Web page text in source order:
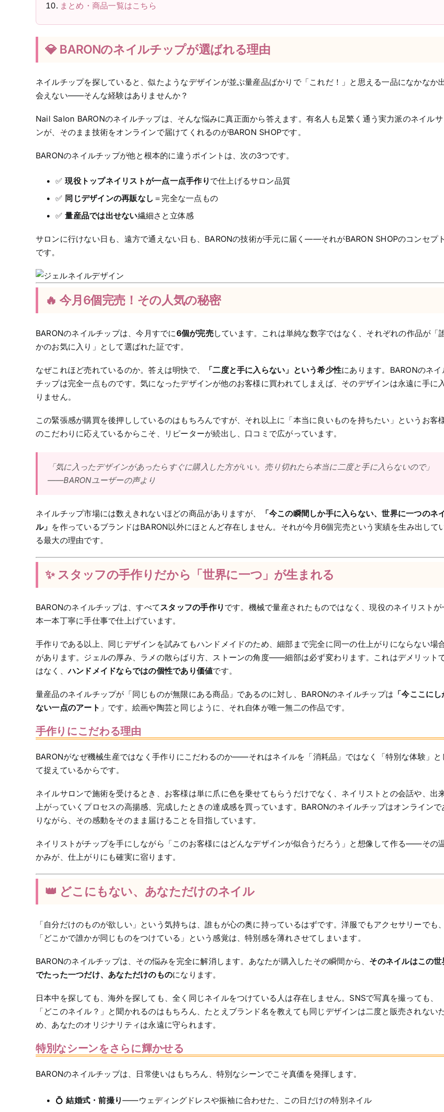
まとめ・商品一覧はこちら
💎 BARONのネイルチップが選ばれる理由
ネイルチップを探していると、似たようなデザインが並ぶ量産品ばかりで「これだ！」と思える一品になかなか
会えない——そんな経験はありませんか？
Nail Salon BARONのネイルチップは、そんな悩みに真正面から答えます。有名人も足繁く通う実力派のネイルサ
ンが、そのまま技術をオンラインで届けてくれるのがBARON SHOPです。
BARONのネイルチップが他と根本的に違うポイントは、次の3つです。
✅現役トップネイリストが一点一点手作り で仕上げるサロン品質
✅ 同じデザインの再販なし ＝完全な一点もの
✅量産品では出せない繊細さと立体感
サロンに行けない日も、遠方で通えない日も、BARONの技術が手元に届く——それがBARON SHOPのコンセプト
です。
🔥 今月6個完売！その人気の秘密
BARONのネイルチップは、今月すでに6個が完売しています。これは単純な数字ではなく、それぞれの作品が「
かのお気に入り」として選ばれた証です。
なぜこれほど売れているのか。答えは明快で、 「二度と手に入らない」という希少性にあります。BARONのネイ
チップは完全一点ものです。気になったデザインが他のお客様に買われてしまえば、そのデザインは永遠に手に入
りません。
この緊張感が購買を後押ししているのはもちろんですが、それ以上に「本当に良いものを持ちたい」というお客
のこだわりに応えているからこそ、リピーターが続出し、口コミで広がっています。
「気に入ったデザインがあったらすぐに購入した方がいい。売り切れたら本当に二度と手に入らないので」
——BARONユーザーの声より
ネイルチップ市場には数えきれないほどの商品がありますが、
「今この瞬間しか手に入らない、世界に一つのネ
ル」 を作っているブランドはBARON以外にほとんど存在しません。それが今月6個完売という実績を生み出して
る最大の理由です。
✨ スタッフの手作りだから「世界に一つ」が生まれる
BARONのネイルチップは、すべてスタッフの手作り です。機械で量産されたものではなく、現役のネイリストが
本一本丁寧に手仕事で仕上げています。
手作りである以上、同じデザインを試みてもハンドメイドのため、細部まで完全に同一の仕上がりにならない場
があります。ジェルの厚み、ラメの散らばり方、ストーンの角度——細部は必ず変わります。これはデメリット
はなく、ハンドメイドならではの個性であり価値です。
量産品のネイルチップが「同じものが無限にある商品」であるのに対し、BARONのネイルチップは 「今ここに
ない一点のアート 」です。絵画や陶芸と同じように、それ自体が唯一無二の作品です。
手作りにこだわる理由
BARONがなぜ機械生産ではなく手作りにこだわるのか——それはネイルを「消耗品」ではなく「特別な体験」と
て捉えているからです。
ネイルサロンで施術を受けるとき、お客様は単に爪に色を乗せてもらうだけでなく、ネイリストとの会話や、出
上がっていくプロセスの高揚感、完成したときの達成感を買っています。BARONのネイルチップはオンラインで
りながら、その感動をそのまま届けることを目指しています。
ネイリストがチップを手にしながら「このお客様にはどんなデザインが似合うだろう」と想像して作る——その
かみが、仕上がりにも確実に宿ります。
👑 どこにもない、あなただけのネイル
「自分だけのものが欲しい」という気持ちは、誰もが心の奥に持っているはずです。洋服でもアクセサリーでも、
「どこかで誰かが同じものをつけている」という感覚は、特別感を薄れさせてしまいます。
BARONのネイルチップは、その悩みを完全に解消します。あなたが購入したその瞬間から、 そのネイルはこの世
でたった一つだけ、あなただけのものになります。
日本中を探しても、海外を探しても、全く同じネイルをつけている人は存在しません。SNSで写真を撮っても、
「どこのネイル？」と聞かれるのはもちろん、たとえブランド名を教えても同じデザインは二度と販売されない
め、あなたのオリジナリティは永遠に守られます。
特別なシーンをさらに輝かせる
BARONのネイルチップは、日常使いはもちろん、特別なシーンでこそ真価を発揮します。
💍結婚式・前撮り——ウェディングドレスや振袖に合わせた、この日だけの特別ネイル